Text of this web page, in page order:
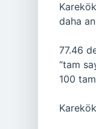
daha
77.46
“tam
100